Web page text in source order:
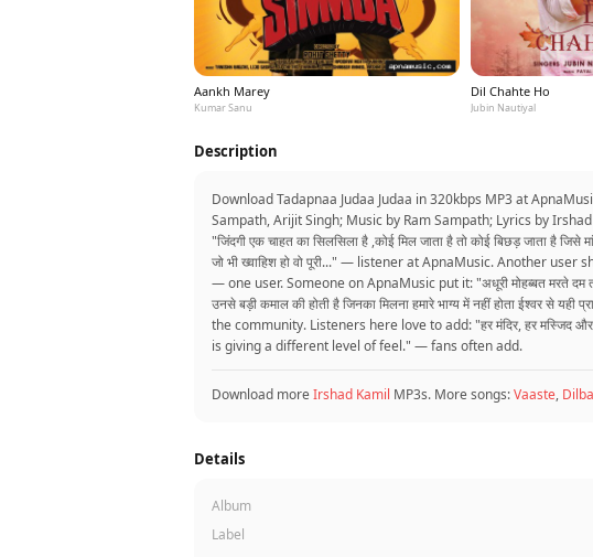
Aankh Marey
Kumar Sanu
Dil Chahte Ho
Jubin Nautiyal
Description
Download Tadapnaa Judaa Judaa in 320kbps MP3 at
Sampath, Arijit Singh; Music by Ram Sampath; Lyrics by
"जिंदगी एक चाहत का सिलसिला है ,कोई मिल जाता है तो कोई बिछड़ जाता है
जो भी ख्वाहिश हो वो पूरी..." — listener at ApnaMusic. Another user
— one user. Someone on ApnaMusic put it: "अधूरी मोहब्बत मरते
उनसे बड़ी कमाल की होती है जिनका मिलना हमारे भाग्य में नहीं होता ईश्वर से
the community. Listeners here love to add: "हर मंदिर, हर मस्जिद
is giving a different level of feel." — fans often add.
Download moreIrshad Kamil MP3s. More songs:Vaaste,
Details
Album
Label